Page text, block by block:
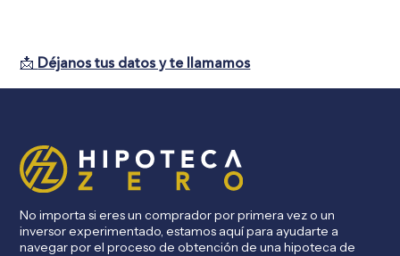
📩 Déjanos tus datos y te llamamos
No importa si eres un comprador por primera vez o un
inversor experimentado, estamos aquí para ayudarte a
navegar por el proceso de obtención de una hipoteca de